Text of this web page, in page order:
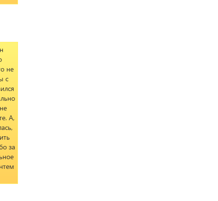
не
с
А,
за